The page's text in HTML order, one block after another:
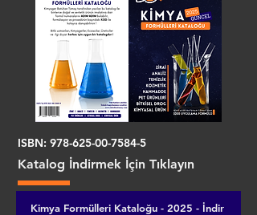
ISBN: 978-625-00-7584-5
Katalog İndirmek İçin Tıklayın
Kimya Formülleri Kataloğu - 2025 - İndir